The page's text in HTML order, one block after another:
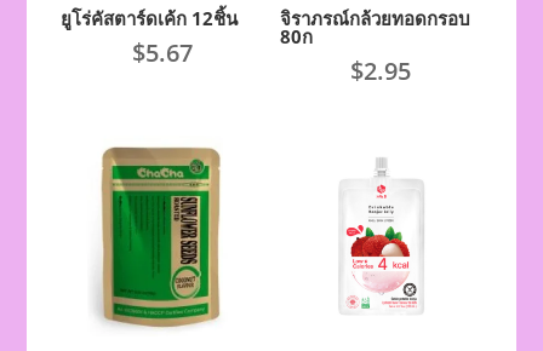
ยูโร่คัสตาร์ดเค้ก 12ชิ้น
$5.67
จิราภรณ์กล้วยทอดกรอบ
80ก
$2.95